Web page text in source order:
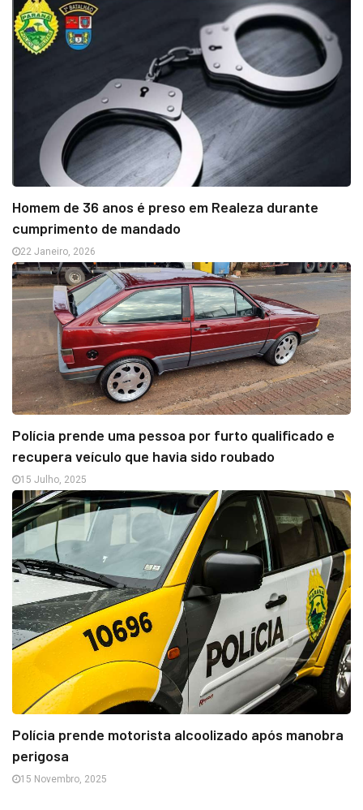
Homem de 36 anos é preso em Realeza durante
cumprimento de mandado
22 Janeiro, 2026
Polícia prende uma pessoa por furto qualificado e
recupera veículo que havia sido roubado
15 Julho, 2025
Polícia prende motorista alcoolizado após manobra
perigosa
15 Novembro, 2025